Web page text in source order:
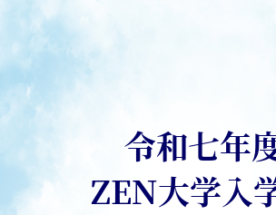
令和七年
ZEN大学入